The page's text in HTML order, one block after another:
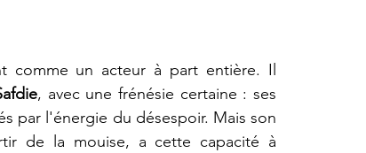
comme un acteur à part entière. Il
, avec une frénésie certaine : ses
par l'énergie du désespoir. Mais son
de la mouise, a cette capacité à